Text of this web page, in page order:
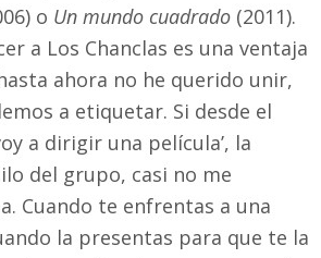
o Un mundo cuadrado(2011).
a Los Chanclas es una ventaja
ahora no he querido unir,
a etiquetar. Si desde el
a dirigir una película’, la
del grupo, casi no me
Cuando te enfrentas a una
la presentas para que te la